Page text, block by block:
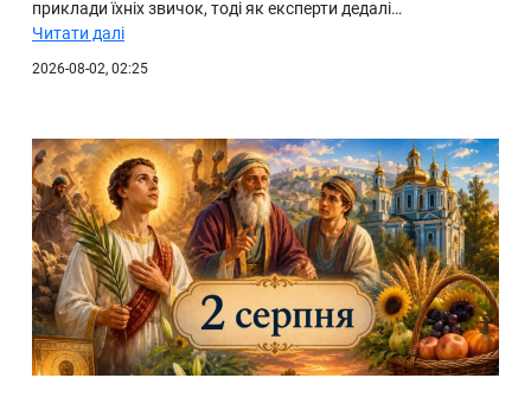
приклади їхніх звичок, тоді як експерти дедалі…
Читати далі
2026-08-02, 02:25